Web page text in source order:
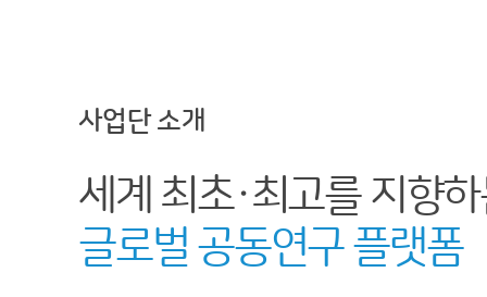
사업단 소개
세계 최초·최고를 지향
글로벌 공동연구 플랫폼